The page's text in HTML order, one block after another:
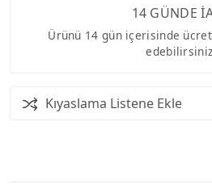
14 GÜNDE
Ürünü 14 gün içerisinde
Kıyaslama Listene Ekle